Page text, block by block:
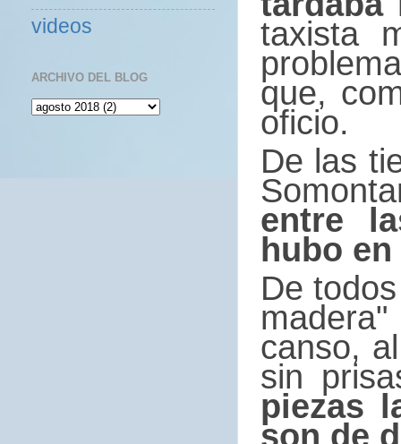
taxista
que,
oficio.
De las
entre
hubo
De
canso,
sin
piezas
son de
videos
ARCHIVO DEL BLOG